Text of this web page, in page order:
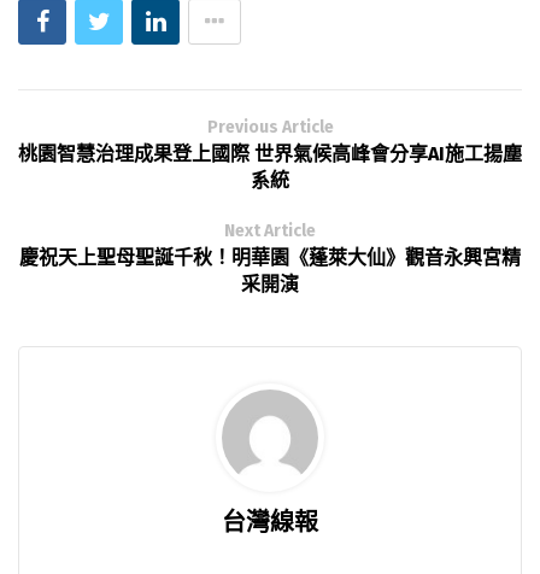
Previous Article
桃園智慧治理成果登上國際 世界氣候高峰會分享AI施工揚塵
系統
Next Article
慶祝天上聖母聖誕千秋！明華園《蓬萊大仙》觀音永興宮精
采開演
台灣線報